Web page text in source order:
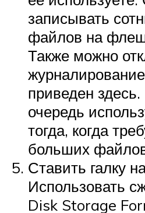
записывать
файлов на
Также можно
приведен
очередь
тогда, когда
больших
Ставить галку
Использовать
Disk Storage